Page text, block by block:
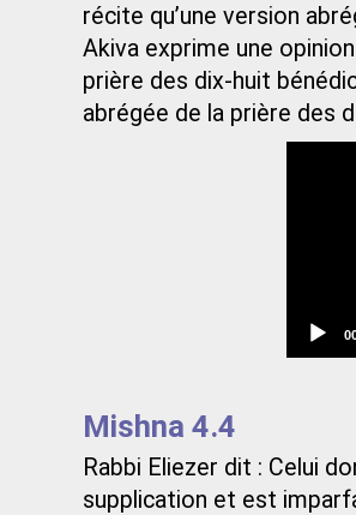
récite qu’une version
Akiva exprime une
prière des dix-huit
abrégée de la prière des
Mishna 4.4
Rabbi Eliezer dit : Celui
supplication et est